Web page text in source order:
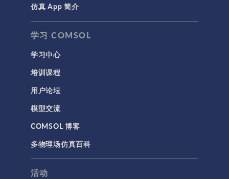
仿真 App 简介
学习 COMSOL
学习中心
培训课程
用户论坛
模型交流
COMSOL 博客
多物理场仿真百科
活动